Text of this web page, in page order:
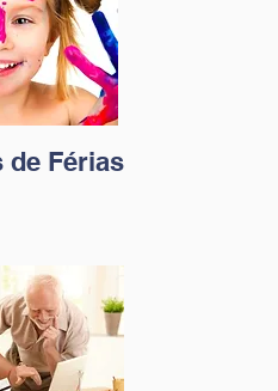
de Férias